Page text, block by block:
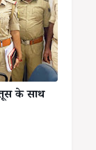
के साथ